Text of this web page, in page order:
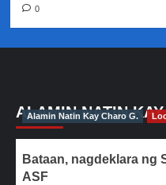
0
ALAMIN NATIN
Alamin Natin Kay Charo G.
Bataan, nagdeklara ng
ASF